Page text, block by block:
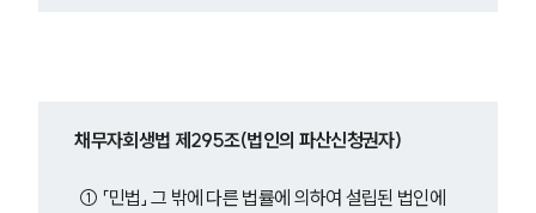
채무자회생법 제295조(법인의 파산신청권자)